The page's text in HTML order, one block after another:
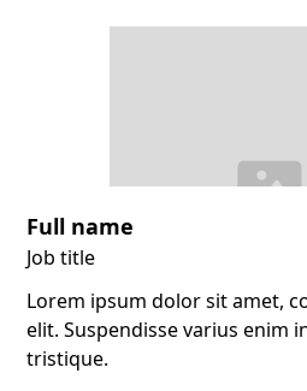
Full name
Job title
Lorem ipsum dolor sit amet,
elit. Suspendisse varius enim
tristique.